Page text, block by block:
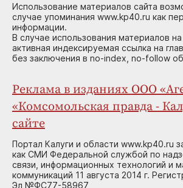
Использование материалов сайта
случае упоминания www.kp40.ru как
информации.
В случае использования материалов на
активная индексируемая ссылка на
без заключения в no-index, no-follow
Реклама в изданиях ООО
«Комсомольская правда -
сайте
Портал Калуги и области www.kp40.ru
как СМИ Федеральной службой по
связи, информационных технологий и
коммуникаций 11 августа 2014 г.
Эл №ФС77-58967